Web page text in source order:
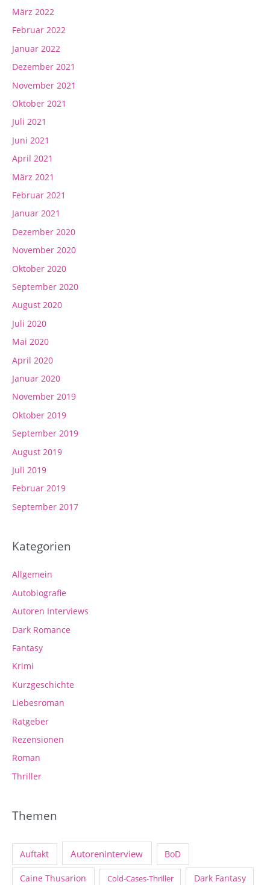
März 2022
Februar 2022
Januar 2022
Dezember 2021
November 2021
Oktober 2021
Juli 2021
Juni 2021
April 2021
März 2021
Februar 2021
Januar 2021
Dezember 2020
November 2020
Oktober 2020
September 2020
August 2020
Juli 2020
Mai 2020
April 2020
Januar 2020
November 2019
Oktober 2019
September 2019
August 2019
Juli 2019
Februar 2019
September 2017
Kategorien
Allgemein
Autobiografie
Autoren Interviews
Dark Romance
Fantasy
Krimi
Kurzgeschichte
Liebesroman
Ratgeber
Rezensionen
Roman
Thriller
Themen
Auftakt Autoreninterview BoD
Caine Thusarion Cold-Cases-Thriller Dark Fantasy